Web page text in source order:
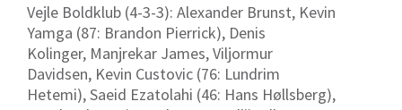
Vejle Boldklub (4-3-3): Alexander Brunst, Kevin
Yamga (87: Brandon Pierrick), Denis
Kolinger, Manjrekar James, Viljormur
Davidsen, Kevin Custovic (76: Lundrim
Hetemi), Saeid Ezatolahi (46: Hans Høllsberg),